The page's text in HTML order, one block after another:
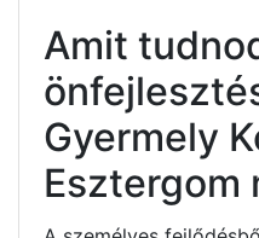
Amit
Gyermely
Esztergom